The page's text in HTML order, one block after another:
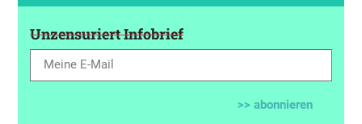
Unzensuriert Infobrief
>> abonnieren